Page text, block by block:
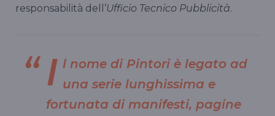
responsabilità dell’Ufficio Tecnico Pubblicità.
I l nome di Pintori è legato ad
una serie lunghissima e
fortunata di manifesti, pagine